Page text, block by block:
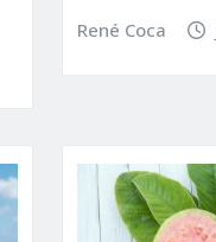
René Coca